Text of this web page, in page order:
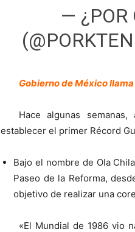
— ¿POR
Gobierno de México
Hace algunas
establecer el primer Récord
Bajo el nombre de Ola
Paseo de la Reforma,
objetivo de realizar una
«El Mundial de 1986 vio